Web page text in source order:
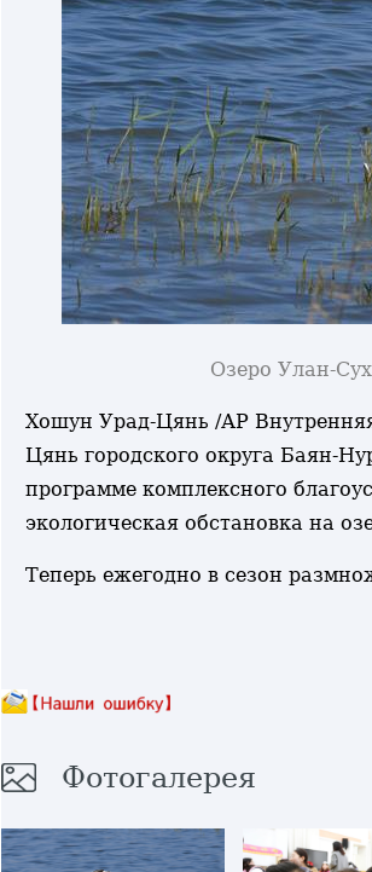
Озеро Улан-
Хошун Урад-Цянь /АР
Цянь городского округа Баян-
программе комплексного
экологическая обстановка на
Теперь ежегодно в сезон
Фотогалерея